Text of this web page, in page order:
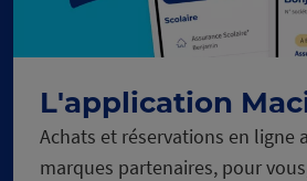
L'application
Achats et réservations en ligne
marques partenaires, pour